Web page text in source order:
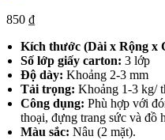
850 ₫
Kích thước (Dài x Rộng x
Số lớp giấy carton: 3 lớp
Độ dày: Khoảng 2-3 mm
Tải trọng: Khoảng 1-3 kg/
Công dụng: Phù hợp với
thoại, đựng trang sức và đồ
Màu sắc: Nâu (2 mặt).